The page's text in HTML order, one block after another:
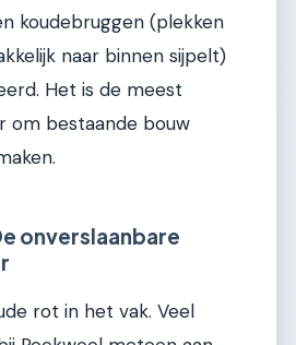
koudebruggen (plekken
naar binnen sijpelt)
Het is de meest
om bestaande bouw
onverslaanbare
rot in het vak. Veel